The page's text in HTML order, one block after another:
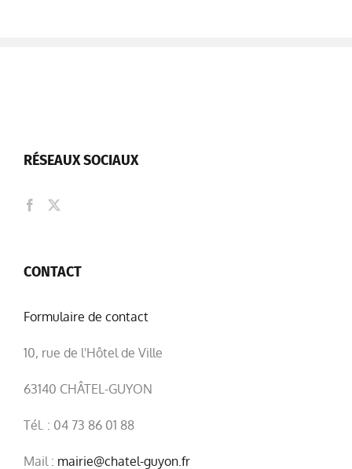
RÉSEAUX SOCIAUX
CONTACT
Formulaire de contact
10, rue de l'Hôtel de Ville
63140 CHÂTEL-GUYON
Tél. : 04 73 86 01 88
Mail : mairie@chatel-guyon.fr